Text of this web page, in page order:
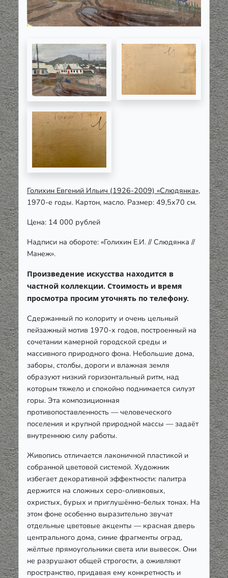
Голихин Евгений Ильич (1926-2009) «Слюдянка»,
1970-е годы. Картон, масло. Размер: 49,5х70 см.
Цена: 14 000 рублей
Надписи на обороте: «Голихин Е.И. // Слюдянка //
Манеж».
Произведение искусства находится в
частной коллекции. Стоимость и время
просмотра просим уточнять по телефону.
Сдержанный по колориту и очень цельный
пейзажный мотив 1970-х годов, построенный на
сочетании камерной городской среды и
массивного природного фона. Небольшие дома,
заборы, столбы, дороги и влажная земля
образуют низкий горизонтальный ритм, над
которым тяжело и спокойно поднимается силуэт
горы. Эта композиционная
противопоставленность — человеческого
поселения и крупной природной массы — задаёт
внутреннюю силу работы.
Живопись отличается лаконичной пластикой и
собранной цветовой системой. Художник
избегает декоративной эффектности: палитра
держится на сложных серо-оливковых,
охристых, бурых и приглушённо-белых тонах. На
этом фоне особенно выразительно звучат
отдельные цветовые акценты — красная дверь
центрального дома, синие фрагменты оград,
жёлтые прямоугольники света или вывесок. Они
не разрушают общей строгости, а оживляют
пространство, придавая ему конкретность и